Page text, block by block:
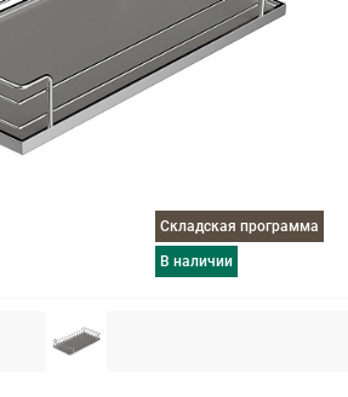
Складская программа
в наличии